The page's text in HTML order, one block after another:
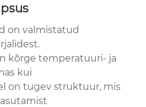
on valmistatud
kõrge temperatuuri- ja
kui
on tugev struktuur, mis